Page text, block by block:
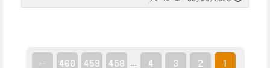
1
2
3
4
458
459
460
←